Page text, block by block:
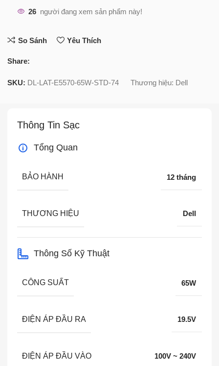
26 người đang xem sản phẩm này!
So Sánh Yêu Thích
Share:
SKU: DL-LAT-E5570-65W-STD-74 Thương hiệu: Dell
Thông Tin Sạc
Tổng Quan
BẢO HÀNH 12 tháng
THƯƠNG HIỆU Dell
Thông Số Kỹ Thuật
CÔNG SUẤT 65W
ĐIỆN ÁP ĐẦU RA 19.5V
ĐIỆN ÁP ĐẦU VÀO 100V ~ 240V